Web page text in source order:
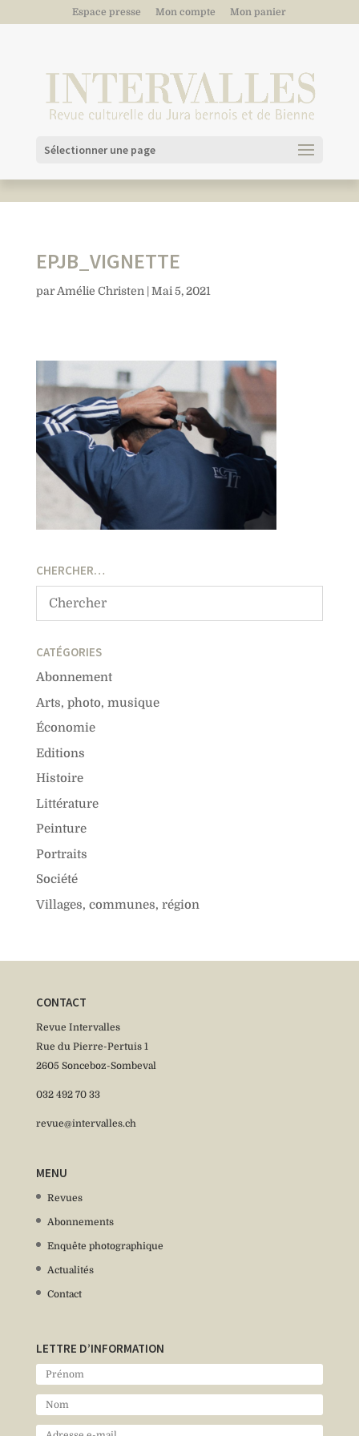
Espace presse Mon compte Mon panier
Sélectionner une page
EPJB_VIGNETTE
parAmélie Christen | Mai 5, 2021
CHERCHER…
CATÉGORIES
Abonnement
Arts, photo, musique
Économie
Editions
Histoire
Littérature
Peinture
Portraits
Société
Villages, communes, région
CONTACT
Revue Intervalles
Rue du Pierre-Pertuis 1
2605 Sonceboz-Sombeval
032 492 70 33
revue@intervalles.ch
MENU
Revues
Abonnements
Enquête photographique
Actualités
Contact
LETTRE D’INFORMATION